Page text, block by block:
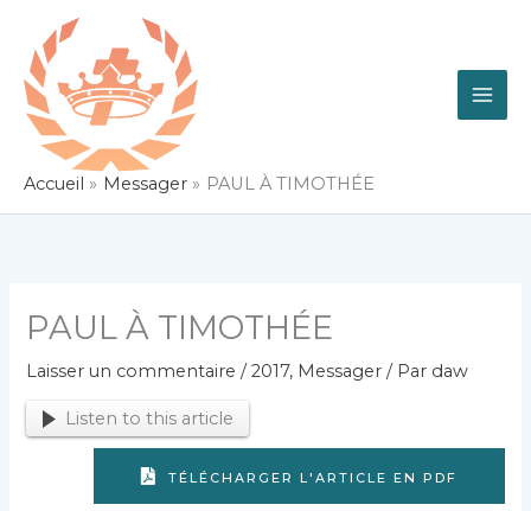
contenu
Accueil Messager PAUL À TIMOTHÉE
PAUL À TIMOTHÉE
Laisser un commentaire /2017, Messager / Par daw
Listen to this article
TÉLÉCHARGER L'ARTICLE EN PDF